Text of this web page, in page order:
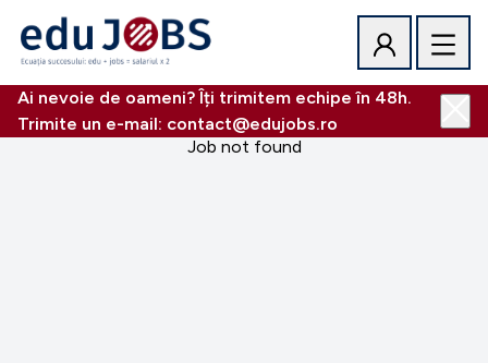
Ai nevoie de oameni? Îți trimitem echipe în 48h.
Trimite un e-mail: contact@edujobs.ro
Job not found